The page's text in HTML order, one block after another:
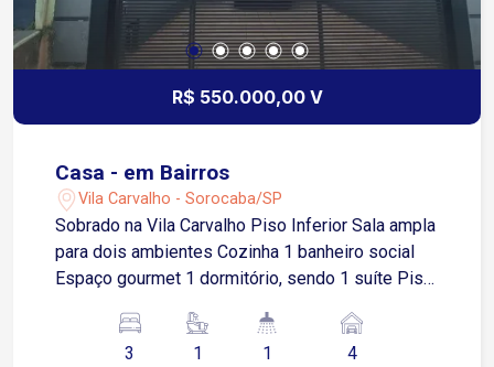
R$ 550.000,00 V
Casa - em Bairros
Vila Carvalho - Sorocaba/SP
Sobrado na Vila Carvalho Piso Inferior Sala ampla
para dois ambientes Cozinha 1 banheiro social
Espaço gourmet 1 dormitório, sendo 1 suíte Piso
sala Garagem para 4 carros
3
1 1 4